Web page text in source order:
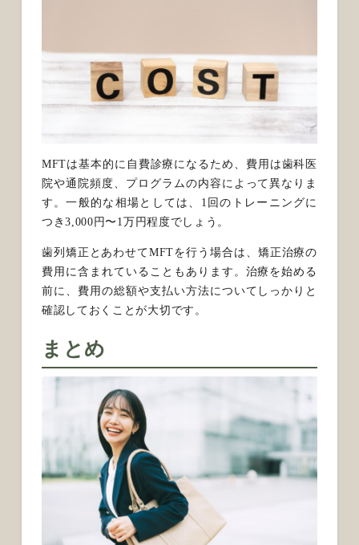
MFTは基本的に自費診療になるため、費用は歯科医
院や通院頻度、プログラムの内容によって異なりま
す。一般的な相場としては、1回のトレーニングに
つき3,000円〜1万円程度でしょう。
歯列矯正とあわせてMFTを行う場合は、矯正治療の
費用に含まれていることもあります。治療を始める
前に、費用の総額や支払い方法についてしっかりと
確認しておくことが大切です。
まとめ